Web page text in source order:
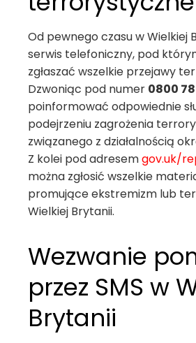
Od pewnego czasu w Wielkiej
serwis telefoniczny, pod
zgłaszać wszelkie przejawy
Dzwoniąc pod numer 0800
poinformować odpowiednie
podejrzeniu zagrożenia
związanego z działalnością
Z kolei pod adresemgov.uk/
można zgłosić wszelkie
promujące ekstremizm lub
Wielkiej Brytanii.
Wezwanie
przez SMS w
Brytanii